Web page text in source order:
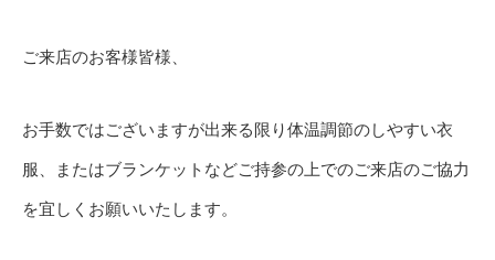
ご来店のお客様皆様、
お手数ではございますが出来る限り体温調節のしやすい衣
服、またはブランケットなどご持参の上でのご来店のご協力
を宜しくお願いいたします。